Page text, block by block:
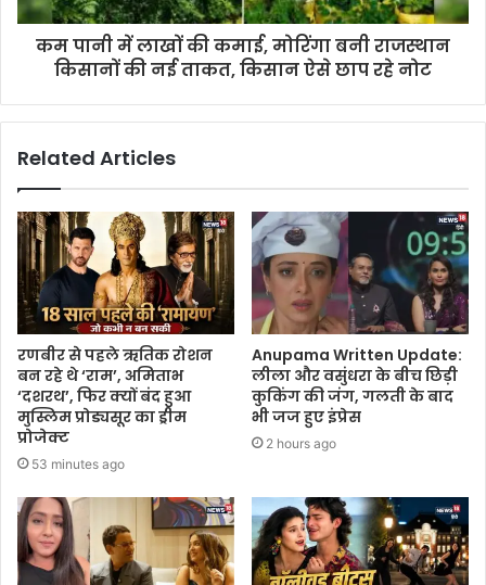
कम पानी में लाखों की कमाई, मोरिंगा बनी राजस्थान
किसानों की नई ताकत, किसान ऐसे छाप रहे नोट
Related Articles
रणबीर से पहले ऋतिक रोशन
बन रहे थे ‘राम’, अमिताभ
‘दशरथ’, फिर क्यों बंद हुआ
मुस्लिम प्रोड्यसूर का ड्रीम
प्रोजेक्ट
53 minutes ago
Anupama Written Update:
लीला और वसुंधरा के बीच छिड़ी
कुकिंग की जंग, गलती के बाद
भी जज हुए इंप्रेस
2 hours ago